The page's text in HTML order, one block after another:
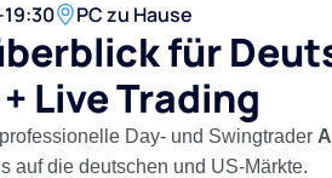
19:30 PC zu Hause
für
Live Trading
Day- und Swingtrader
auf die deutschen und US-Märkte.